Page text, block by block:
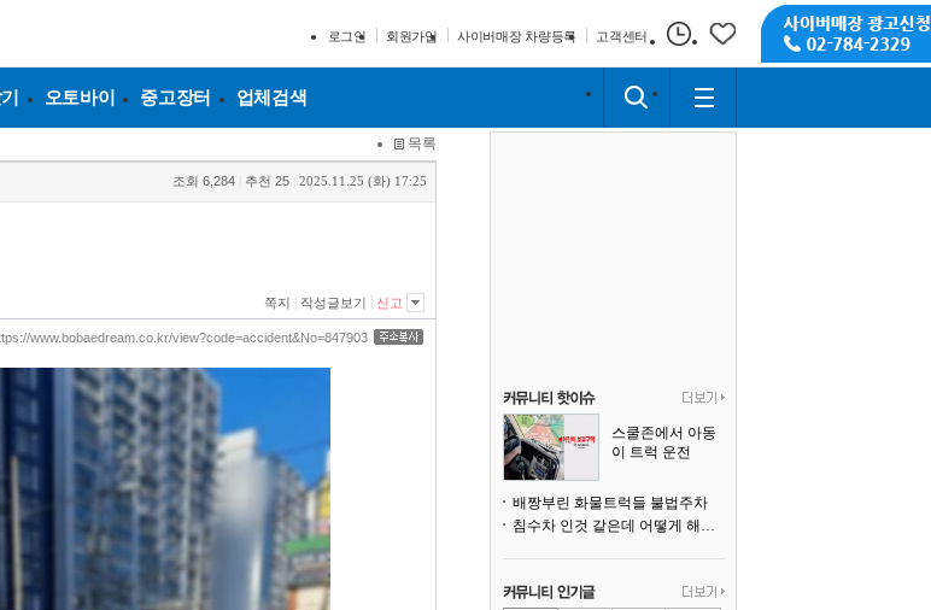
로그인 회원가입 사이버매장 차량등록 고객센터
오토바이 중고장터 업체검색
목록
조회 6,284 추천 25 2025.11.25 (화) 17:25
쪽지 작성글보기 신고
www.bobaedream.co.kr/view?code=accident&No=847903
스쿨존에서 아동
이 트럭 운전
배짱부린 화물트럭들 불법주차
침수차 인것 같은데 어떻게 해야될까요?